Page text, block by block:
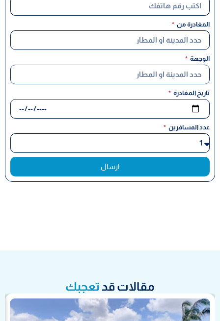
المغادرة من
الوجهة
تاريخ المغادرة
عدد المسافرين
ارسال
مقالات قد تعجبك